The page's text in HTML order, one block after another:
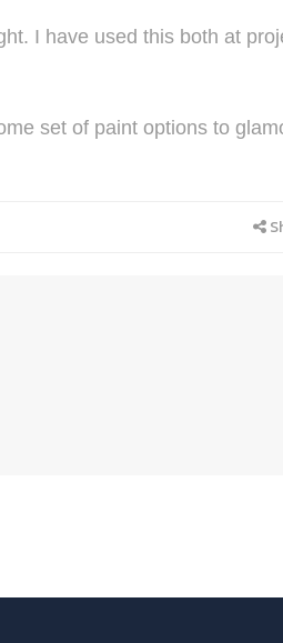
I have used this both at
set of paint options to